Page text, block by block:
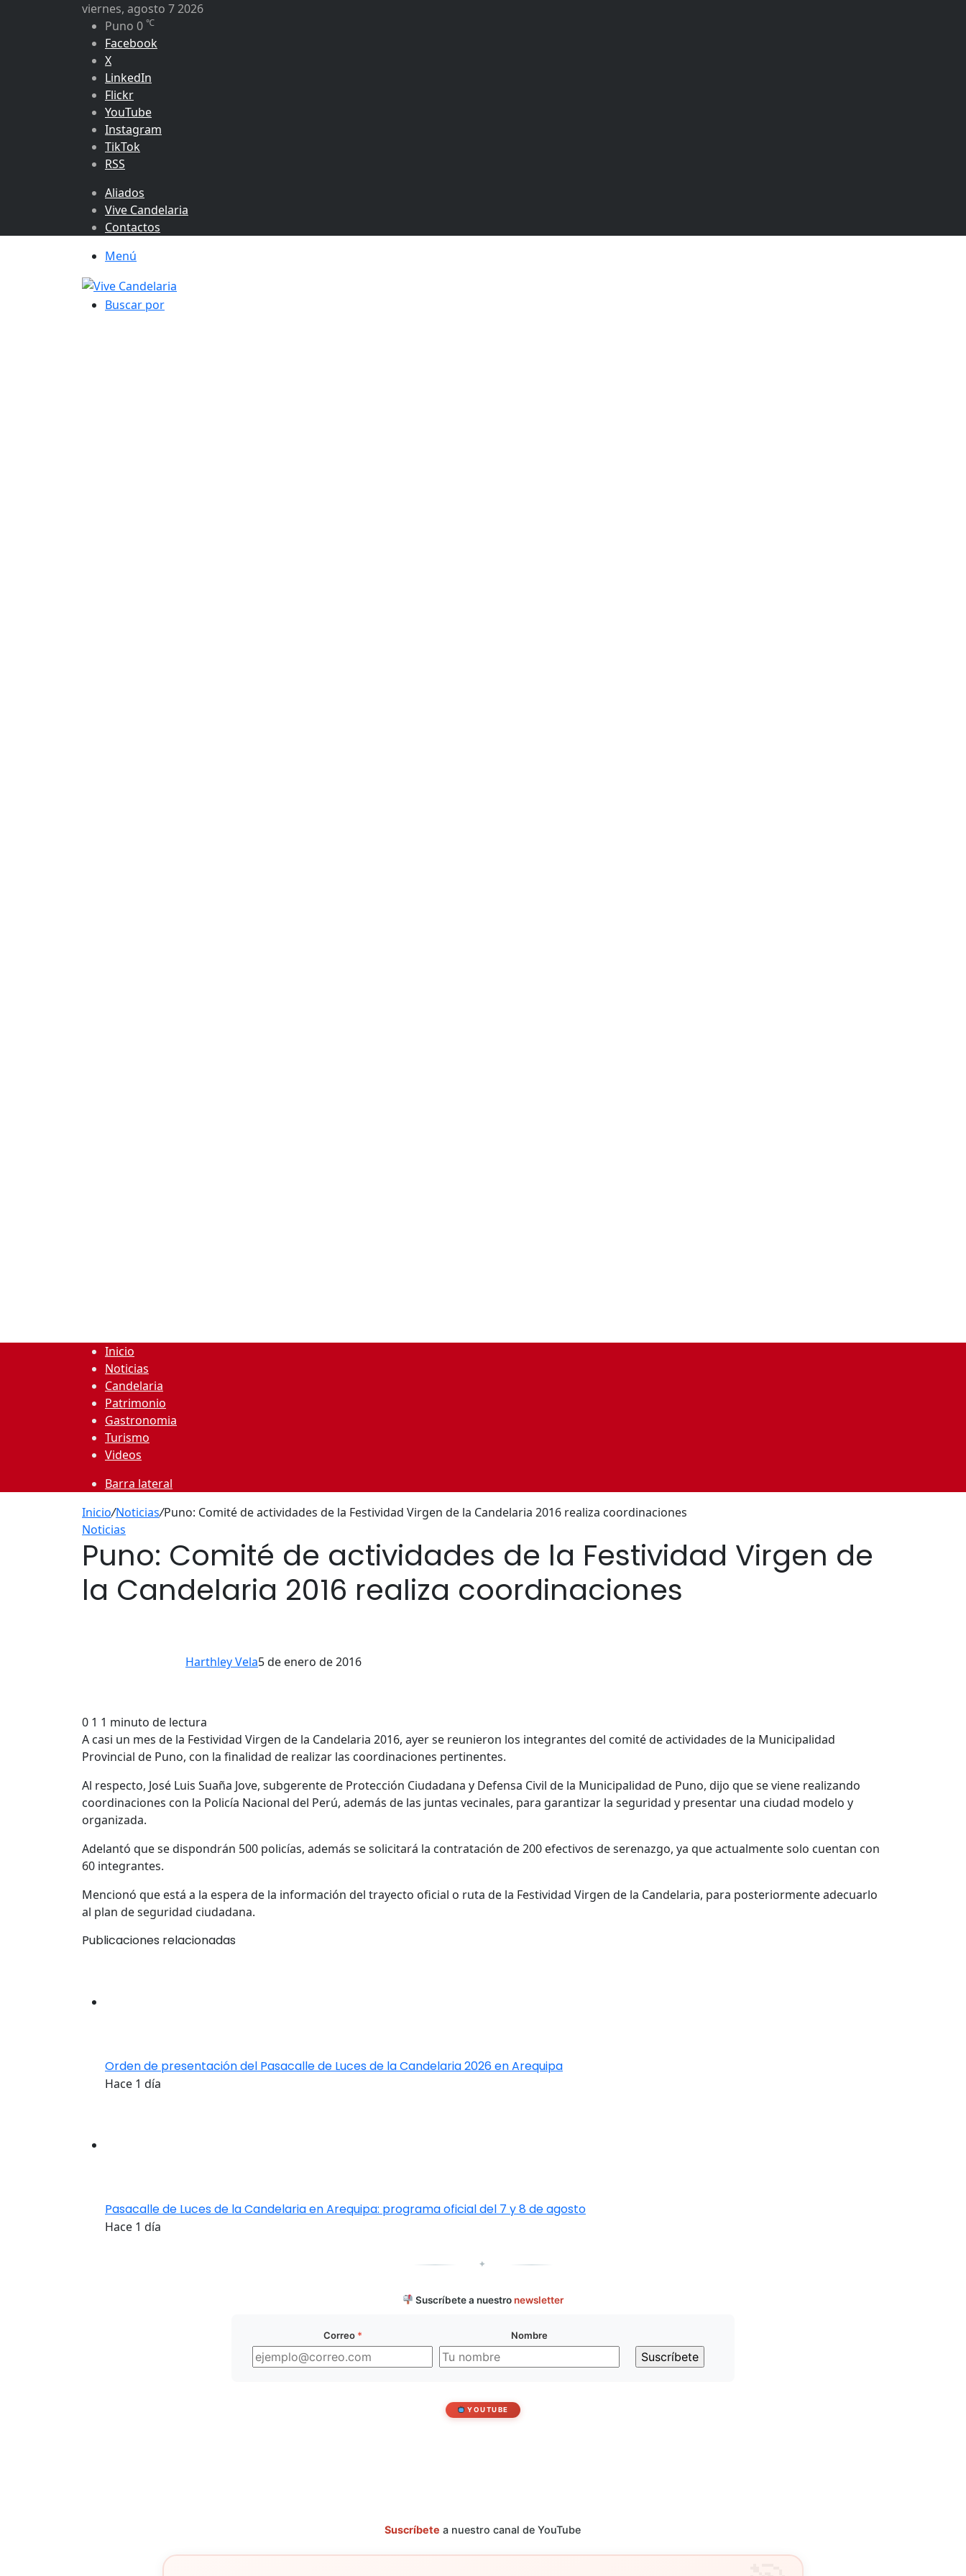
viernes, agosto 7 2026
Puno 0 ℃
Facebook
X
LinkedIn
Flickr
YouTube
Instagram
TikTok
RSS
Aliados
Vive Candelaria
Contactos
Menú
Buscar por
Inicio
Noticias
Candelaria
Patrimonio
Gastronomia
Turismo
Videos
Barra lateral
Inicio/Noticias/Puno: Comité de actividades de la Festividad Virgen de la Candelaria 2016 realiza coordinaciones
Noticias
Puno: Comité de actividades de la Festividad Virgen de
la Candelaria 2016 realiza coordinaciones
Harthley Vela5 de enero de 2016
0 1 1 minuto de lectura
A casi un mes de la Festividad Virgen de la Candelaria 2016, ayer se reunieron los integrantes del comité de actividades de la Municipalidad
Provincial de Puno, con la finalidad de realizar las coordinaciones pertinentes.
Al respecto, José Luis Suaña Jove, subgerente de Protección Ciudadana y Defensa Civil de la Municipalidad de Puno, dijo que se viene realizando
coordinaciones con la Policía Nacional del Perú, además de las juntas vecinales, para garantizar la seguridad y presentar una ciudad modelo y
organizada.
Adelantó que se dispondrán 500 policías, además se solicitará la contratación de 200 efectivos de serenazgo, ya que actualmente solo cuentan con
60 integrantes.
Mencionó que está a la espera de la información del trayecto oficial o ruta de la Festividad Virgen de la Candelaria, para posteriormente adecuarlo
al plan de seguridad ciudadana.
Publicaciones relacionadas
Orden de presentación del Pasacalle de Luces de la Candelaria 2026 en Arequipa
Hace 1 día
Pasacalle de Luces de la Candelaria en Arequipa: programa oficial del 7 y 8 de agosto
Hace 1 día
✦
Suscríbete a nuestro newsletter
Correo * Nombre
YOUTUBE
Suscríbete a nuestro canal de YouTube